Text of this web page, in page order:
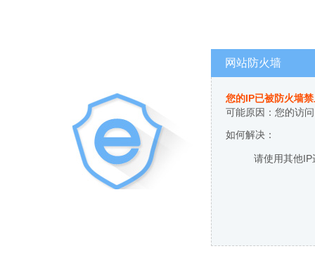
网站防火墙
您的IP已被防火墙
可能原因：您的访
如何解决：
请使用其他